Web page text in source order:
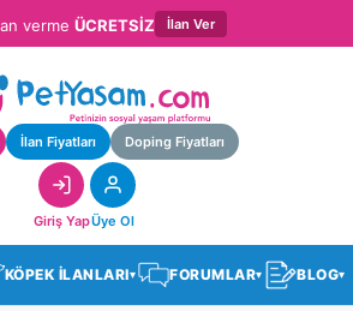
verme ÜCRETSİZ İlan Ver
İlan Fiyatları Doping Fiyatları
Giriş YapÜye Ol
KÖPEK İLANLARI▾ FORUMLAR▾ BLOG▾